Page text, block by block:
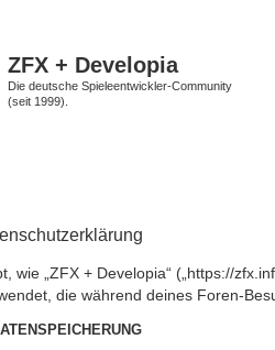
ZFX + Developia
Die deutsche Spieleentwickler-Community
(seit 1999).
wie „ZFX + Developia“ („https://
die während deines Foren-